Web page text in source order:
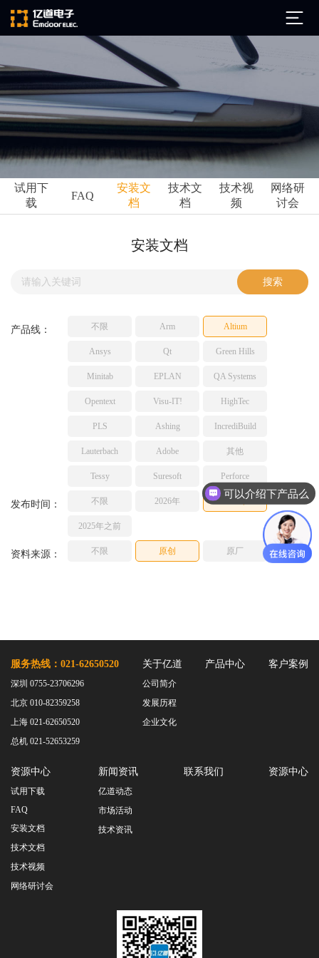
公司简介
发展历程
企业文化
ARM
Ansys
Perforce
TESSY
亿道动态
市场活动
技术文档
网络研讨会
试用下
载
FAQ
安装文
档
技术文
档
技术视
频
网络研
讨会
安装文档
产品线： 不限 Arm Altium
Ansys Qt Green Hills
Minitab EPLAN QA Systems
Opentext Visu-IT! HighTec
PLS Ashing IncrediBuild
Lauterbach Adobe 其他
Tessy Suresoft Perforce
发布时间： 不限 2026年 2025年
2025年之前
资料来源： 不限 原创 原厂
服务热线：021-62650520
深圳 0755-23706296
北京 010-82359258
上海 021-62650520
总机 021-52653259
关于亿道
公司简介
发展历程
企业文化
产品中心 客户案例
资源中心
试用下载
FAQ
安装文档
技术文档
技术视频
网络研讨会
新闻资讯
亿道动态
市场活动
技术资讯
联系我们 资源中心
可以介绍下产品么